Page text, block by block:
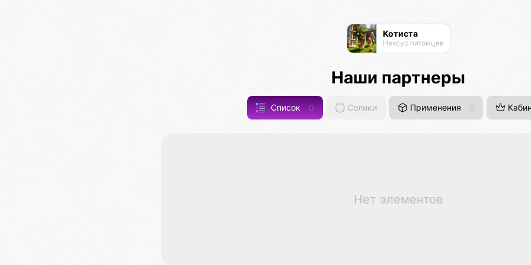
Котиста
Нексус питомцев
Наши партнеры
Список 0 Солики Применения 0
Нет элементов